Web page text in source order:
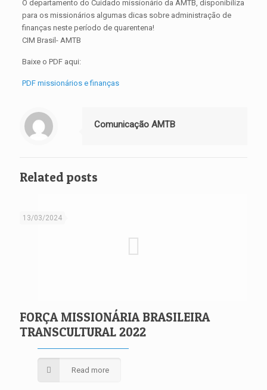
O departamento do Cuidado missionário da AMTB, disponibiliza
para os missionários algumas dicas sobre administração de
finanças neste período de quarentena!
CIM Brasil- AMTB
Baixe o PDF aqui:
PDF missionários e finanças
Comunicação AMTB
Related posts
13/03/2024
FORÇA MISSIONÁRIA BRASILEIRA
TRANSCULTURAL 2022
Read more